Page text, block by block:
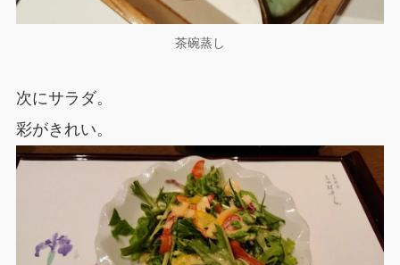
茶碗蒸し
次にサラダ。
彩がきれい。